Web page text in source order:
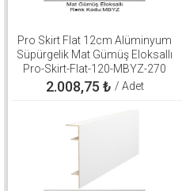
Pro Skirt Flat 12cm Alüminyum
Süpürgelik Mat Gümüş Eloksallı
Pro-Skirt-Flat-120-MBYZ-270
2.008,75 ₺ / Adet